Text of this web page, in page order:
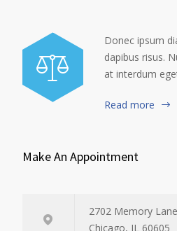
Donec ipsum
dapibus risus.
at interdum
Read more
Make An Appointment
2702 Memory Lane
Chicago, IL 60605